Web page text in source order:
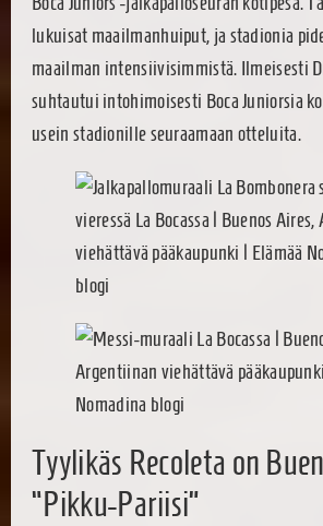
lukuisat maailmanhuiput, ja stadionia
maailman intensiivisimmistä. Ilmeisesti
suhtautui intohimoisesti Boca Juniorsia
usein stadionille seuraamaan otteluita.
Tyylikäs Recoleta on
“Pikku-Pariisi”